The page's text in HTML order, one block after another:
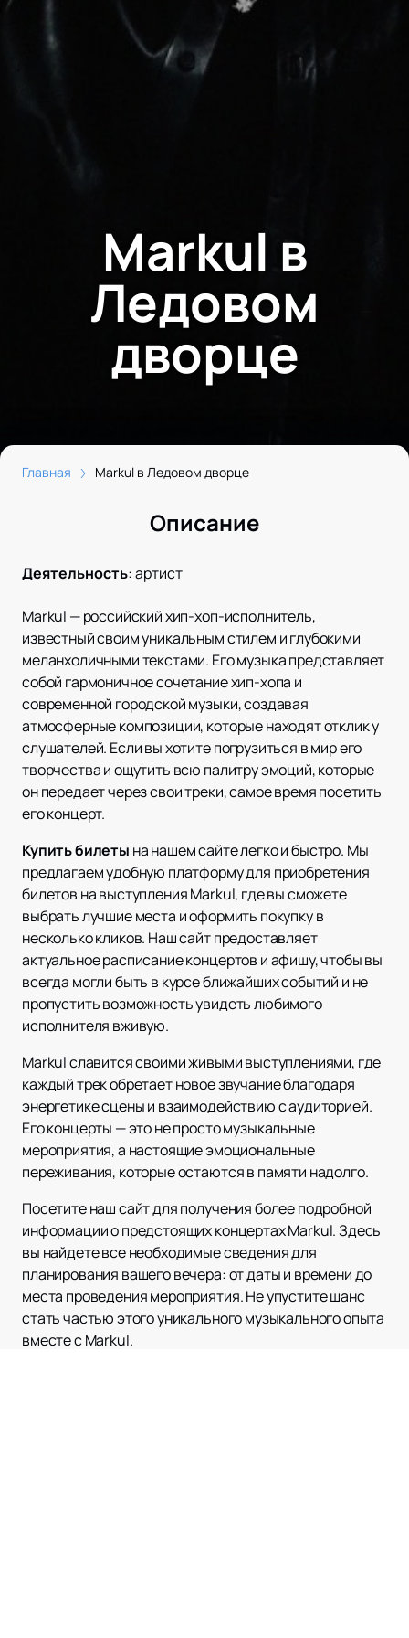
Markul в
Ледовом
дворце
Главная Markul в Ледовом дворце
Описание
Деятельность:артист
Markul — российский хип-хоп-исполнитель,
известный своим уникальным стилем и глубокими
меланхоличными текстами. Его музыка представляет
собой гармоничное сочетание хип-хопа и
современной городской музыки, создавая
атмосферные композиции, которые находят отклик у
слушателей. Если вы хотите погрузиться в мир его
творчества и ощутить всю палитру эмоций, которые
он передает через свои треки, самое время посетить
его концерт.
Купить билеты на нашем сайте легко и быстро. Мы
предлагаем удобную платформу для приобретения
билетов на выступления Markul, где вы сможете
выбрать лучшие места и оформить покупку в
несколько кликов. Наш сайт предоставляет
актуальное расписание концертов и афишу, чтобы вы
всегда могли быть в курсе ближайших событий и не
пропустить возможность увидеть любимого
исполнителя вживую.
Markul славится своими живыми выступлениями, где
каждый трек обретает новое звучание благодаря
энергетике сцены и взаимодействию с аудиторией.
Его концерты — это не просто музыкальные
мероприятия, а настоящие эмоциональные
переживания, которые остаются в памяти надолго.
Посетите наш сайт для получения более подробной
информации о предстоящих концертах Markul. Здесь
вы найдете все необходимые сведения для
планирования вашего вечера: от даты и времени до
места проведения мероприятия. Не упустите шанс
стать частью этого уникального музыкального опыта
вместе с Markul.